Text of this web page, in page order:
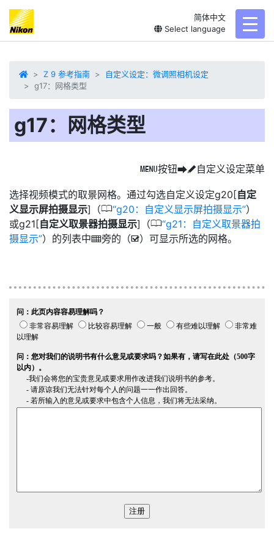
简体中文
Select language
Z 9 参考指南
自定义设定：微调照相机设定
g17：网格类型
g17：网格类型
G按钮UA自定义设定菜单
选择视频模式的取景网格。通过勾选自定义设定g20[自定
义显示屏拍摄显示]（0 g20：自定义显示屏拍摄显示 ）
或g21[自定义取景器拍摄显示]（0 g21：自定义取景器拍
摄显示 ）的列表中b旁的（M）可显示所选的网格。